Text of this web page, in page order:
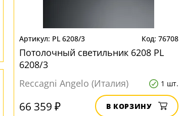
PL 6208/3 76708
Потолочный светильник 6208 PL
6208/3
Reccagni Angelo (Италия)
1 шт.
66 359 ₽ В КОРЗИНУ